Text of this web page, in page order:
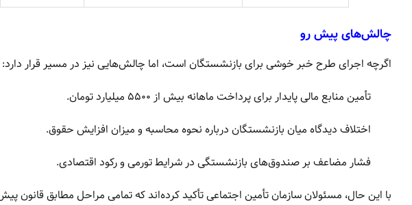
چالش‌های پیش رو
اگرچه اجرای طرح خبر خوشی برای بازنشستگان است، اما چالش‌هایی نیز در مسیر قرار دارد:
تأمین منابع مالی پایدار برای پرداخت ماهانه بیش از ۵۵۰۰ میلیارد تومان.
اختلاف دیدگاه میان بازنشستگان درباره نحوه محاسبه و میزان افزایش حقوق.
فشار مضاعف بر صندوق‌های بازنشستگی در شرایط تورمی و رکود اقتصادی.
با این حال، مسئولان سازمان تأمین اجتماعی تأکید کرده‌اند که تمامی مراحل مطابق